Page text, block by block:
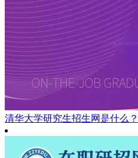
清华大学研究生招生网是什么？